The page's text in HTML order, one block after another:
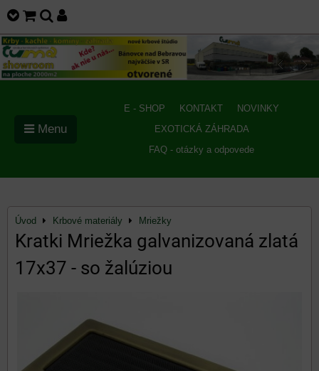
E - SHOP KONTAKT
NOVINKY
EXOTICKÁ ZÁHRADA
FAQ - otázky a odpovede
Menu
Úvod Krbové materiály Mriežky
Kratki Mriežka galvanizovaná zlatá
17x37 - so žalúziou